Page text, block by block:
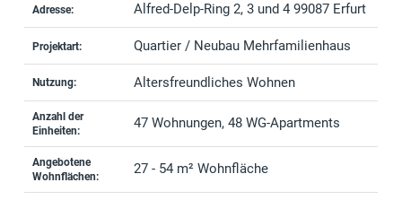
Adresse: Alfred-Delp-Ring 2, 3 und 4 99087 Erfurt
Projektart: Quartier / Neubau Mehrfamilienhaus
Nutzung: Altersfreundliches Wohnen
Anzahl der
Einheiten:
47 Wohnungen, 48 WG-Apartments
Angebotene
Wohnflächen:
27 - 54 m² Wohnfläche